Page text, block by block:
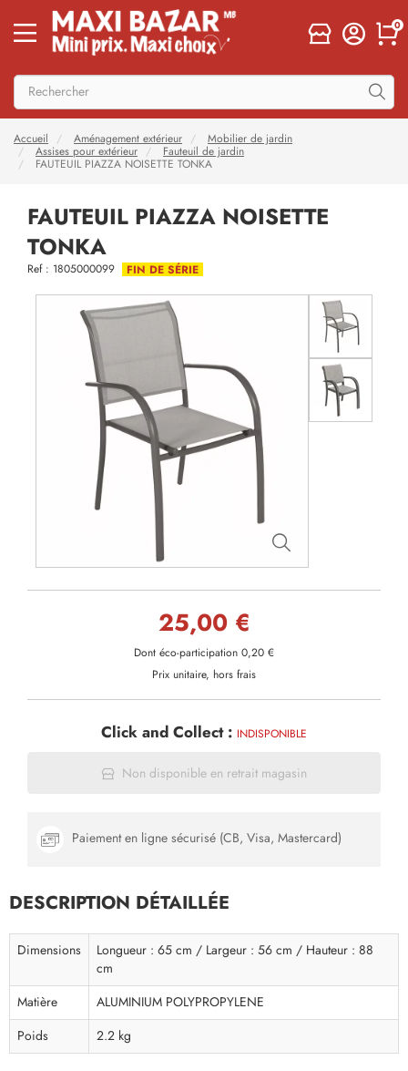
0
Accueil Aménagement extérieur
Mobilier de jardin
Assises pour extérieur
Fauteuil de jardin
FAUTEUIL PIAZZA NOISETTE TONKA
FAUTEUIL PIAZZA NOISETTE
TONKA
Ref : 1805000099 FIN DE SÉRIE
25,00 €
Dont éco-participation 0,20 €
Prix unitaire, hors frais
Click and Collect : INDISPONIBLE
Non disponible en retrait magasin
Paiement en ligne sécurisé (CB, Visa, Mastercard)
DESCRIPTION DÉTAILLÉE
Dimensions
Longueur : 65 cm / Largeur : 56 cm / Hauteur : 88
cm
Matière
ALUMINIUM POLYPROPYLENE
Poids
2.2 kg